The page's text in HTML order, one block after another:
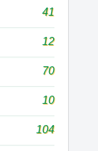
41
12
70
10
104